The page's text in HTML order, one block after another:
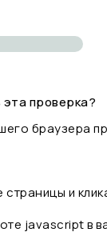
проверка?
браузера
страницы и
javascript в